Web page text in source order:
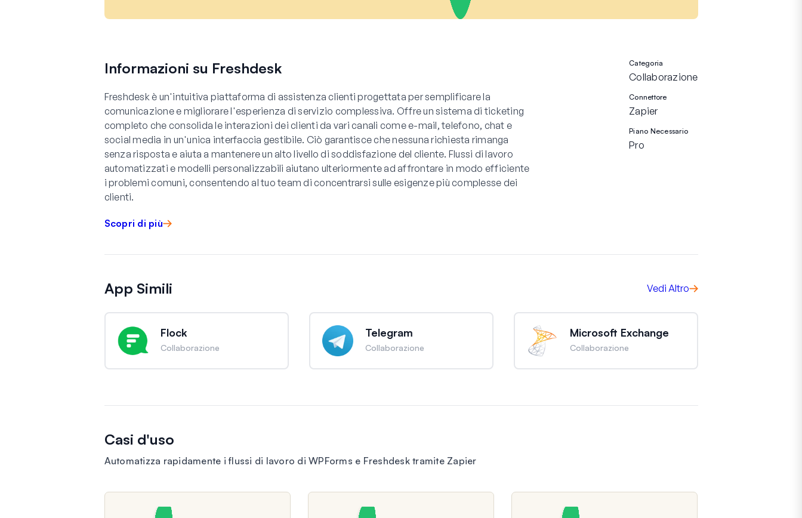
Informazioni su Freshdesk
Freshdesk è un'intuitiva piattaforma di assistenza clienti progettata per semplificare la
comunicazione e migliorare l'esperienza di servizio complessiva. Offre un sistema di ticketing
completo che consolida le interazioni dei clienti da vari canali come e-mail, telefono, chat e
social media in un'unica interfaccia gestibile. Ciò garantisce che nessuna richiesta rimanga
senza risposta e aiuta a mantenere un alto livello di soddisfazione del cliente. Flussi di lavoro
automatizzati e modelli personalizzabili aiutano ulteriormente ad affrontare in modo efficiente
i problemi comuni, consentendo al tuo team di concentrarsi sulle esigenze più complesse dei
clienti.
Scopri di più
Categoria
Collaborazione
Connettore
Zapier
Piano Necessario
Pro
App Simili Vedi Altro
Flock
Collaborazione
Telegram
Collaborazione
Microsoft Exchange
Collaborazione
Casi d'uso
Automatizza rapidamente i flussi di lavoro di WPForms e Freshdesk tramite Zapier